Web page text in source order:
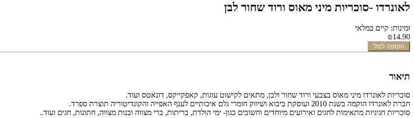
לאונרדו -סוכריות מיני מאוס ורוד שחור לבן
זמינות: קיים במלאי
₪14.90
הוספה לסל
תיאור
סוכריות לאונרדו מיני מאוס בצבעי ורוד שחור ולבן, מתאים לקישוט עוגות, קאפקייקס, דונאטס ועוד.
חברת לאונרדו הוקמה בשנת 2010 ועוסקת ביבוא ושיווק חומרי גלם איכותיים לענף האפייה והקונדיטוריה תוצרת ספרד.
סוכריות חגיגיות מתאימות לחגים ואירועים מיוחדים וחשובים כגון- ימי הולדת, בריתות, ברי מצווה ובנות מצווה, חתונות, חגים ועוד..